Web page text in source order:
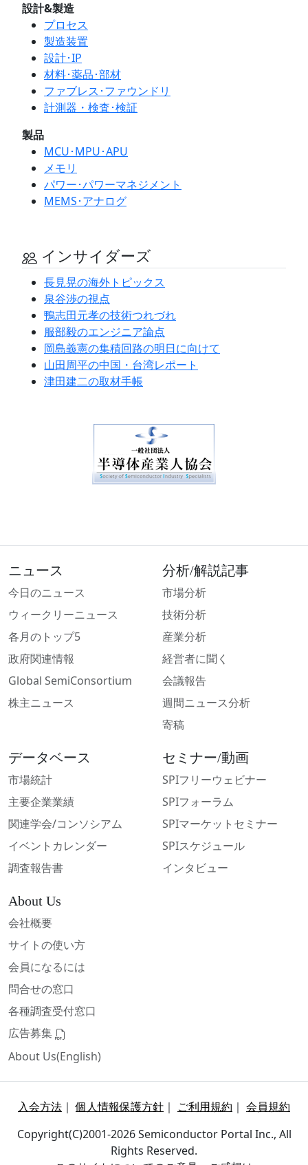
設計&製造
プロセス
製造装置
設計･IP
材料･薬品･部材
ファブレス･ファウンドリ
計測器・検査･検証
製品
MCU･MPU･APU
メモリ
パワー･パワーマネジメント
MEMS･アナログ
インサイダーズ
長見晃の海外トピックス
泉谷渉の視点
鴨志田元孝の技術つれづれ
服部毅のエンジニア論点
岡島義憲の集積回路の明日に向けて
山田周平の中国・台湾レポート
津田建二の取材手帳
ニュース
今日のニュース
ウィークリーニュース
各月のトップ5
政府関連情報
Global SemiConsortium
株主ニュース
分析/解説記事
市場分析
技術分析
産業分析
経営者に聞く
会議報告
週間ニュース分析
寄稿
データベース
市場統計
主要企業業績
関連学会/コンソシアム
イベントカレンダー
調査報告書
セミナー/動画
SPIフリーウェビナー
SPIフォーラム
SPIマーケットセミナー
SPIスケジュール
インタビュー
About Us
会社概要
サイトの使い方
会員になるには
問合せの窓口
各種調査受付窓口
広告募集
About Us(English)
入会方法 ｜個人情報保護方針 ｜ ご利用規約 ｜ 会員規約
Copyright(C)2001-2026 Semiconductor Portal Inc., All
Rights Reserved.